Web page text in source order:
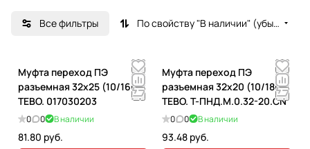
Все фильтры По свойству "В наличии" (убывание)
Муфта переход ПЭ
разъемная 32х25 (10/160)
ТЕВО. 017030203
0 0 В наличии
81.80 руб.
Муфта переход ПЭ
разъемная 32х20 (10/180)
TEBO. T-ПНД.М.0.32-20.CN
0 0 В наличии
93.48 руб.